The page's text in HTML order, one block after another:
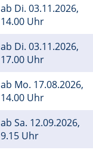
ab Di. 03.11.2026,
14.00 Uhr
ab Di. 03.11.2026,
17.00 Uhr
ab Mo. 17.08.2026,
14.00 Uhr
ab Sa. 12.09.2026,
9.15 Uhr